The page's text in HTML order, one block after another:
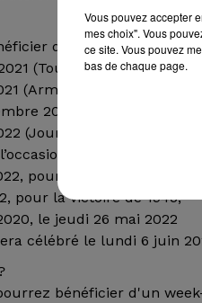
du Pont de
(Toussaint)
(Armistice)
2021
(Jour de l'an)
du Lundi de
pour la fête du travail
pour la victoire de 1945,
le jeudi 26 mai 2022
célébré le lundi 6 juin
bénéficier d'un
Vous pouvez accepter
mes choix". Vous
ce site. Vous pouvez
bas de chaque page.